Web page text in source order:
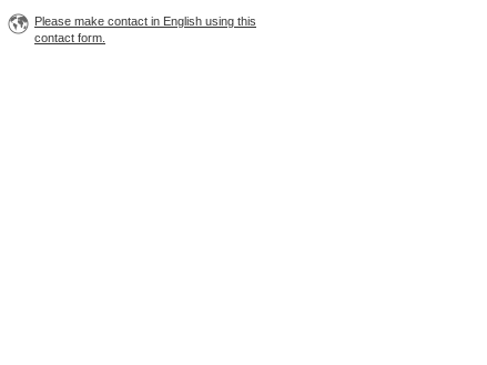
Please make contact in English using this
contact form.